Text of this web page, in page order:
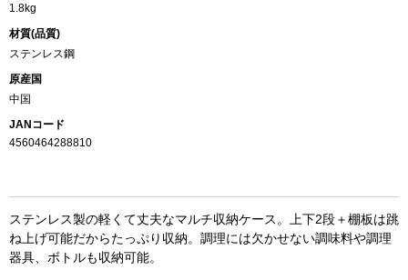
1.8kg
材質(品質)
ステンレス鋼
原産国
中国
JANコード
4560464288810
ステンレス製の軽くて丈夫なマルチ収納ケース。上下2段＋棚板は跳
ね上げ可能だからたっぷり収納。調理には欠かせない調味料や調理
器具、ボトルも収納可能。